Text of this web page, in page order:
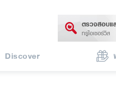
ตรวจสอบแ
ทรูไอเซอร์วิส
Discover